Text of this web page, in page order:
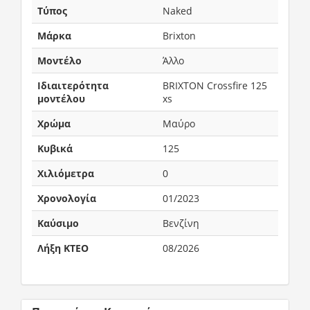
Τύπος
Naked
Μάρκα
Brixton
Μοντέλο
Άλλο
Ιδιαιτερότητα
μοντέλου
BRIXTON Crossfire 125
xs
Χρώμα
Μαύρο
Κυβικά
125
Χιλιόμετρα
0
Χρονολογία
01/2023
Καύσιμο
Βενζίνη
Λήξη ΚΤΕΟ
08/2026